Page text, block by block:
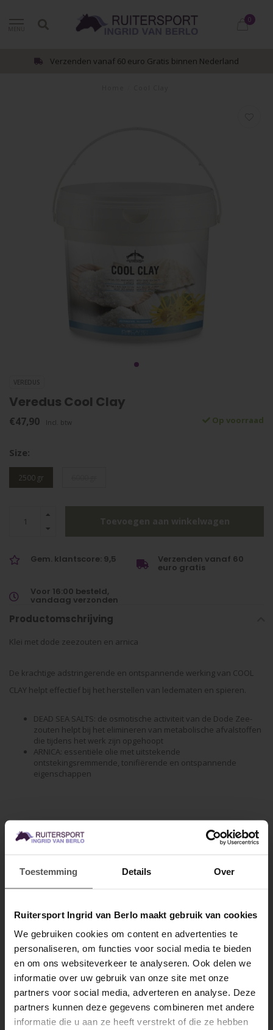
Toestemming Details Over
Ruitersport Ingrid van Berlo maakt gebruik van cookies
We gebruiken cookies om content en advertenties te
personaliseren, om functies voor social media te bieden
en om ons websiteverkeer te analyseren. Ook delen we
informatie over uw gebruik van onze site met onze
partners voor social media, adverteren en analyse. Deze
partners kunnen deze gegevens combineren met andere
informatie die u aan ze heeft verstrekt of die ze hebben
0
Verzenden vanaf 60 euro Gratis binnen Nederland
VEREDUS
Veredus Cool Clay
€47,90 Incl. btw Op voorraad
Size:
2500 gr
Gem. klantscore: 9,5 Verzenden vanaf 60
euro gratis
Voor 16:00 besteld,
vandaag verzonden
Productomschrijving
Klei met dode zeezouten en arnica
De krachtige adstringerende en ontspannende werking van COOL
CLAY helpt effectief bij het herstellen van ledematen en spieren.
DEAD SEA SALTS: de osmotische activiteit van de Dode Zee-
zouten helpt bij het elimineren van metabolische afvalstoffen
die tijdens het werk zijn opgehoopt
ARNICA: essentiële olie met uitstekende
ontstekingsremmende, tonifiërende en ontspannende
eigenschappen
laat het 10-12 uur werken. Cool Clay moet koud worden aangebracht
Specificaties
Gerelateerde producten
MELD JE AAN VOOR
10% KORTING
.